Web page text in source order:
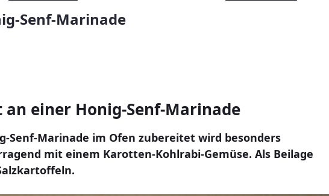
Senf-Marinade
an einer Honig-Senf-Marinade
Senf-Marinade im Ofen zubereitet wird besonders
mit einem Karotten-Kohlrabi-Gemüse. Als Beilage